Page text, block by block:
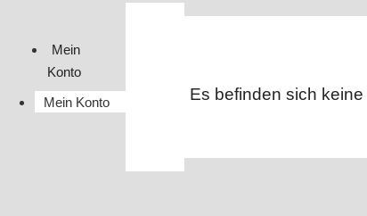
Mein
Konto
Mein Konto
Es befinden sich